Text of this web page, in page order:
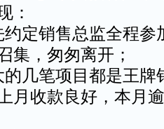
：
约定销售总监全程
集，匆匆离开；
的几笔项目都是王
月收款良好，本月